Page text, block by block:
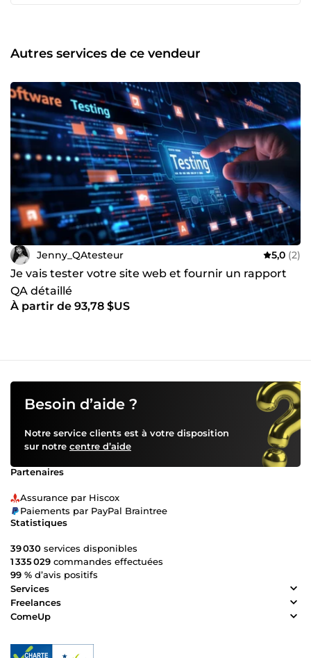
Autres services de ce vendeur
Jenny_QAtesteur 5,0 (2)
Je vais tester votre site web et fournir un rapport
QA détaillé
À partir de 93,78 $US
Besoin d’aide ?
Notre service clients est à votre disposition
sur notre centre d’aide
Partenaires
Assurance par Hiscox
Paiements par PayPal Braintree
Statistiques
39 030 services disponibles
1 335 029 commandes effectuées
99 % d’avis positifs
Services
Freelances
ComeUp